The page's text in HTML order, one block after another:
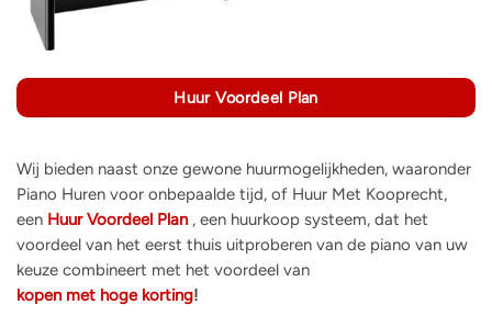
Huur Voordeel Plan
Wij bieden naast onze gewone huurmogelijkheden, waaronder
Piano Huren voor onbepaalde tijd, of Huur Met Kooprecht,
een Huur Voordeel Plan , een huurkoop systeem, dat het
voordeel van het eerst thuis uitproberen van de piano van uw
keuze combineert met het voordeel van
kopen met hoge korting!